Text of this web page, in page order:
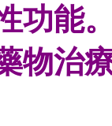
功能
物治